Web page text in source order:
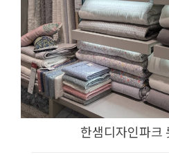
한샘디자인파크